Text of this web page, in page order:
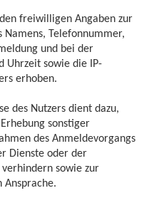
freiwilligen Angaben zur
Namens, Telefonnummer,
und bei der
Uhrzeit sowie die IP-
erhoben.
des Nutzers dient dazu,
sonstiger
des Anmeldevorgangs
Dienste oder der
sowie zur
Ansprache.